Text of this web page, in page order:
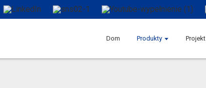
Dom Produkty Projekt